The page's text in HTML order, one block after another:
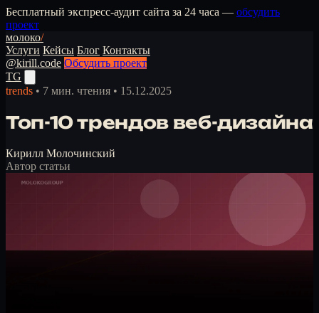
Бесплатный экспресс-аудит сайта за 24 часа — обсудить
проект
молоко/
Услуги Кейсы Блог Контакты
@kirill.code Обсудить проект
TG
trends • 7 мин. чтения • 15.12.2025
Топ-10 трендов веб-дизайна
Кирилл Молочинский
Автор статьи